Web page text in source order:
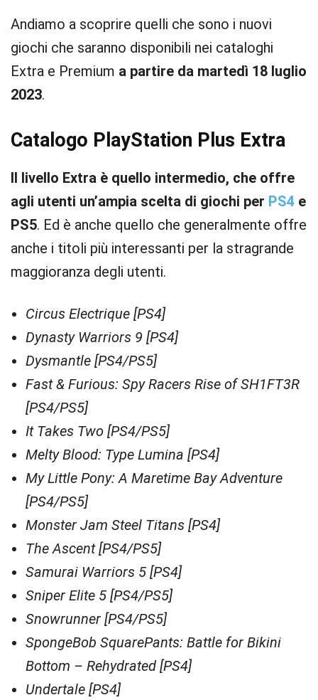
Andiamo a scoprire quelli che sono i nuovi
giochi che saranno disponibili nei cataloghi
Extra e Premium a partire da martedì 18 luglio
2023.
Catalogo PlayStation Plus Extra
Il livello Extra è quello intermedio, che offre
agli utenti un’ampia scelta di giochi per PS4 e
PS5. Ed è anche quello che generalmente offre
anche i titoli più interessanti per la stragrande
maggioranza degli utenti.
Circus Electrique [PS4]
Dynasty Warriors 9 [PS4]
Dysmantle [PS4/PS5]
Fast & Furious: Spy Racers Rise of SH1FT3R
[PS4/PS5]
It Takes Two [PS4/PS5]
Melty Blood: Type Lumina [PS4]
My Little Pony: A Maretime Bay Adventure
[PS4/PS5]
Monster Jam Steel Titans [PS4]
The Ascent [PS4/PS5]
Samurai Warriors 5 [PS4]
Sniper Elite 5 [PS4/PS5]
Snowrunner [PS4/PS5]
SpongeBob SquarePants: Battle for Bikini
Bottom – Rehydrated [PS4]
Undertale [PS4]